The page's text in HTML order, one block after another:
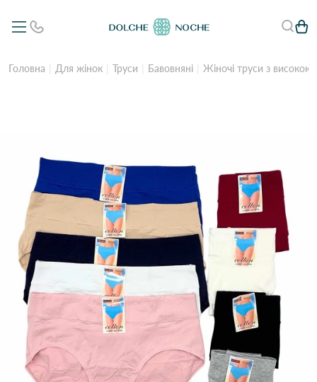
Головна Для жінок Труси Бавовняні Жіночі труси з високою